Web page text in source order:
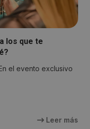
los que te
el evento exclusivo
Leer más